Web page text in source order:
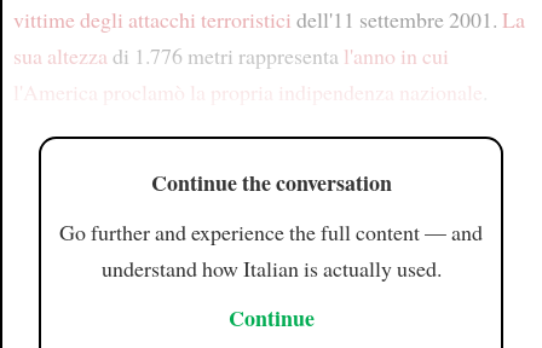
vittime degli attacchi terroristici dell'11 settembre 2001. La
sua altezza di 1.776 metri rappresenta l'anno in cui
l'America proclamò la propria indipendenza nazionale
Continue the conversation
Go further and experience the full content — and
understand how Italian is actually used.
Continue